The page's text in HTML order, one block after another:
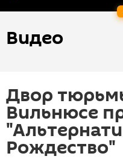
Видео
Двор
Вильнюсе
Рождество"